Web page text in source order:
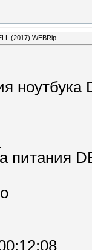
(2017) WEBRip
питания